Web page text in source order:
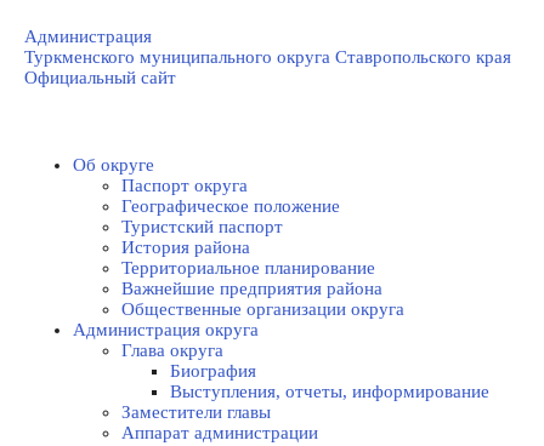
Администрация
Туркменского муниципального округа Ставропольского края
Официальный сайт
Об округе
Паспорт округа
Географическое положение
Туристский паспорт
История района
Территориальное планирование
Важнейшие предприятия района
Общественные организации округа
Администрация округа
Глава округа
Биография
Выступления, отчеты, информирование
Заместители главы
Аппарат администрации